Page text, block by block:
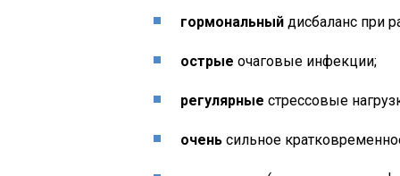
гормональный дисбаланс при
острые очаговые инфекции;
регулярные стрессовые
очень сильное